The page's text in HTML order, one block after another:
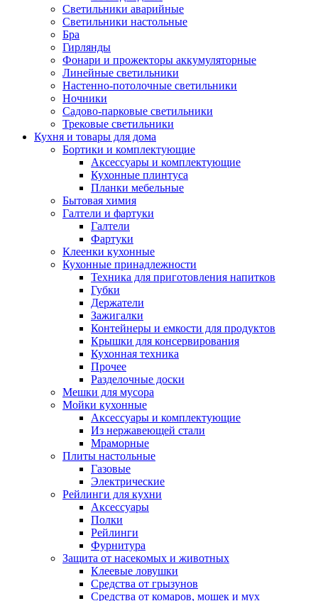
Светильники аварийные
Светильники настольные
Бра
Гирлянды
Фонари и прожекторы аккумуляторные
Линейные светильники
Настенно-потолочные светильники
Ночники
Садово-парковые светильники
Трековые светильники
Кухня и товары для дома
Бортики и комплектующие
Аксессуары и комплектующие
Кухонные плинтуса
Планки мебельные
Бытовая химия
Галтели и фартуки
Галтели
Фартуки
Клеенки кухонные
Кухонные принадлежности
Техника для приготовления напитков
Губки
Держатели
Зажигалки
Контейнеры и емкости для продуктов
Крышки для консервирования
Кухонная техника
Прочее
Разделочные доски
Мешки для мусора
Мойки кухонные
Аксессуары и комплектующие
Из нержавеющей стали
Мраморные
Плиты настольные
Газовые
Электрические
Рейлинги для кухни
Аксессуары
Полки
Рейлинги
Фурнитура
Защита от насекомых и животных
Клеевые ловушки
Средства от грызунов
Средства от комаров, мошек и мух